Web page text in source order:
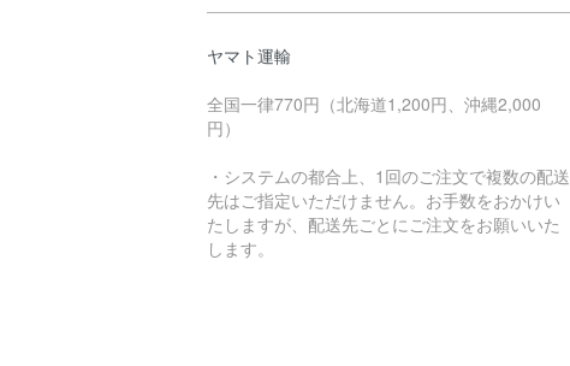
ヤマト運輸
全国一律770円（北海道1,200円、沖縄2,000
円）
・システムの都合上、1回のご注文で複数の配送
先はご指定いただけません。お手数をおかけい
たしますが、配送先ごとにご注文をお願いいた
します。